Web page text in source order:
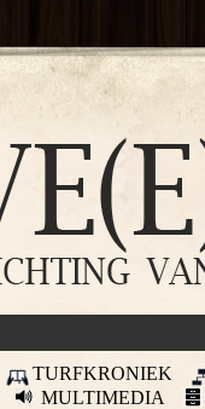
TURFKRONIEK
MULTIMEDIA